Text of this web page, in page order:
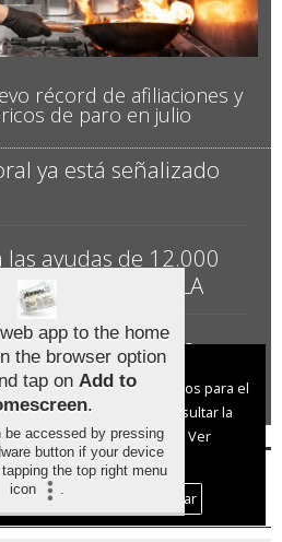
récord de afiliaciones y
de paro en julio
ya está señalizado
ayudas de 12.000
personas con ELA
millóns récord en
de la Provincia de
el Uso de cookies:
cookies nuestras y de terceros para el
del digital. Puedes consultar la
y como desconectarlas.
Ver
de Privacidad y Cookies
Cookies
Personalizar
app to the home
the browser option
tap on Add to
.
be accessed by pressing
button if your device
the top right menu
icon
.